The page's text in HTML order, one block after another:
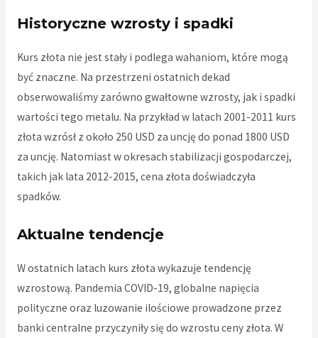
Historyczne wzrosty i spadki
Kurs złota nie jest stały i podlega wahaniom, które mogą
być znaczne. Na przestrzeni ostatnich dekad
obserwowaliśmy zarówno gwałtowne wzrosty, jak i spadki
wartości tego metalu. Na przykład w latach 2001-2011 kurs
złota wzrósł z około 250 USD za uncję do ponad 1800 USD
za uncję. Natomiast w okresach stabilizacji gospodarczej,
takich jak lata 2012-2015, cena złota doświadczyła
spadków.
Aktualne tendencje
W ostatnich latach kurs złota wykazuje tendencję
wzrostową. Pandemia COVID-19, globalne napięcia
polityczne oraz luzowanie ilościowe prowadzone przez
banki centralne przyczyniły się do wzrostu ceny złota. W